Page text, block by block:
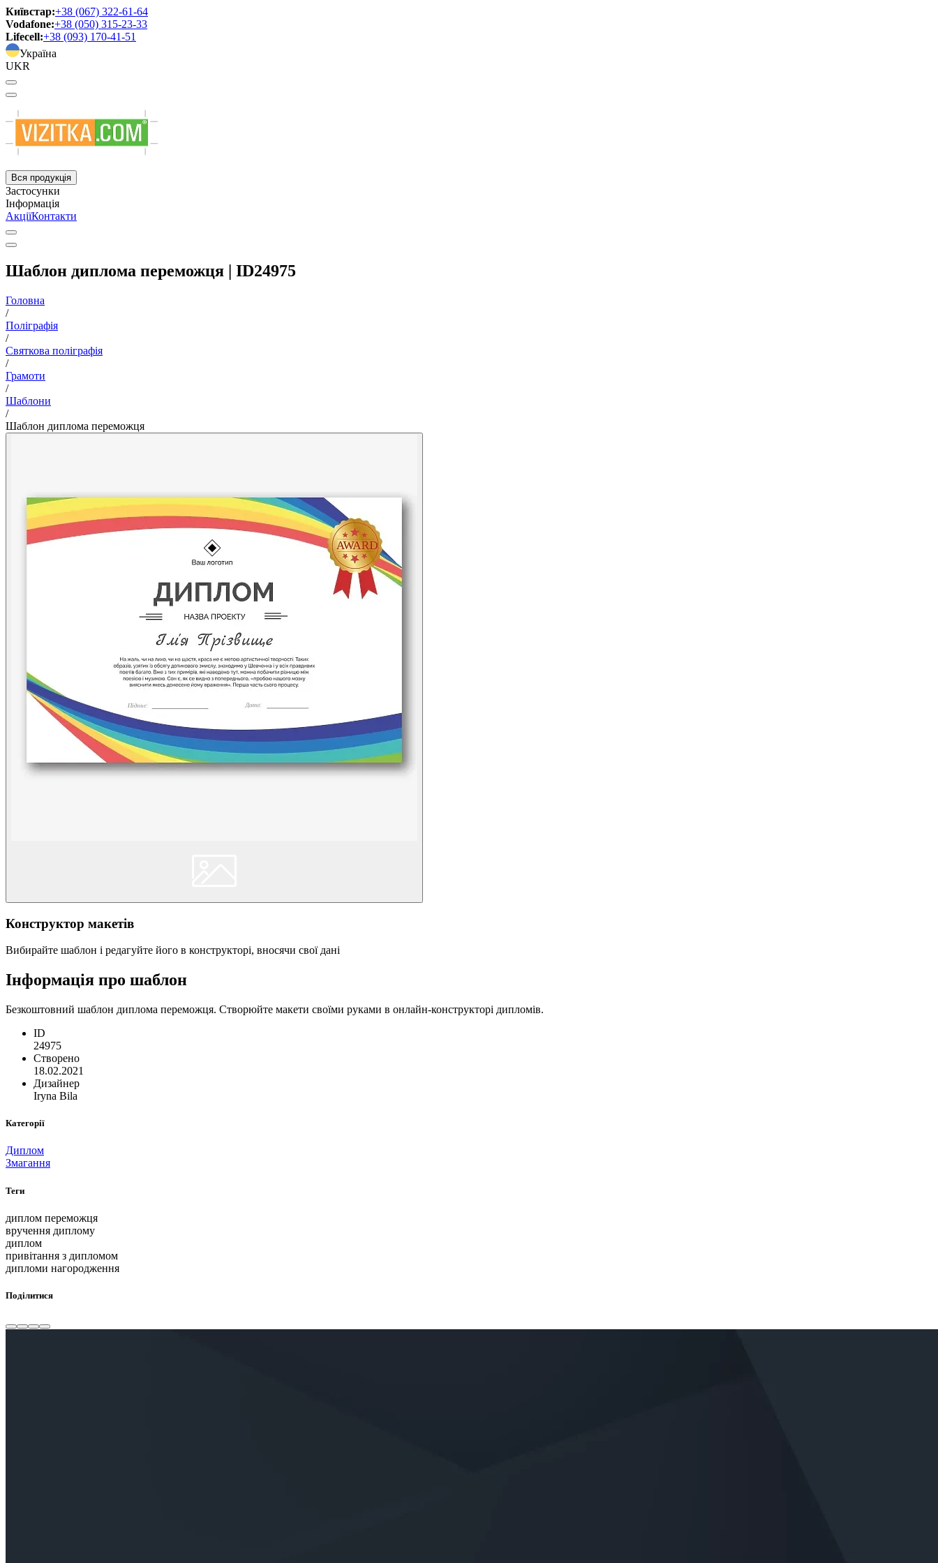
Київстар:+38 (067) 322-61-64
Vodafone:+38 (050) 315-23-33
Lifecell:+38 (093) 170-41-51
Україна
UKR
Вся продукція
Застосунки
Інформація
АкціїКонтакти
Шаблон диплома переможця | ID24975
Головна
/
Поліграфія
/
Святкова поліграфія
/
Грамоти
/
Шаблони
/
Шаблон диплома переможця
Конструктор макетів
Вибирайте шаблон і редагуйте його в конструкторі, вносячи свої дані
Інформація про шаблон
Безкоштовний шаблон диплома переможця. Створюйте макети своїми руками в онлайн-конструкторі дипломів.
ID
24975
Створено
18.02.2021
Дизайнер
Iryna Bila
Категорії
Диплом
Змагання
Теги
диплом переможця
вручення диплому
диплом
привітання з дипломом
дипломи нагородження
Поділитися